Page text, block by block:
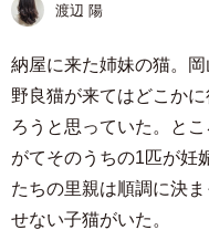
渡辺 陽
納屋に来た姉妹の猫。
野良猫が来てはどこか
ろうと思っていた。と
がてそのうちの1匹が妊
たちの里親は順調に決
せない子猫がいた。